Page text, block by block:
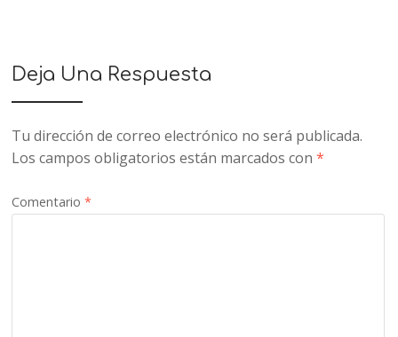
Deja Una Respuesta
Tu dirección de correo electrónico no será publicada.
Los campos obligatorios están marcados con*
Comentario*